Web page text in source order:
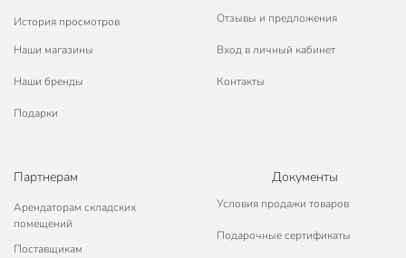
История просмотров
Наши магазины
Наши бренды
Подарки
Отзывы и предложения
Вход в личный кабинет
Контакты
Партнерам
Арендаторам складских
помещений
Поставщикам
Документы
Условия продажи товаров
Подарочные сертификаты